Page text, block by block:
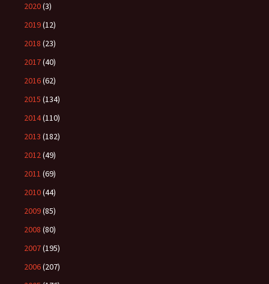
2020(3)
2019(12)
2018 (23)
2017(40)
2016(62)
2015 (134)
2014(110)
2013 (182)
2012(49)
2011 (69)
2010(44)
2009(85)
2008 (80)
2007(195)
2006(207)